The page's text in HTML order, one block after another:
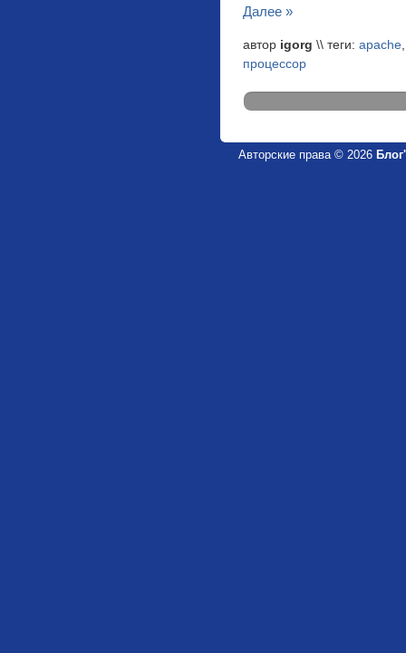
Далее »
автор igorg \\ теги: apache
процессор
Авторские права © 2026